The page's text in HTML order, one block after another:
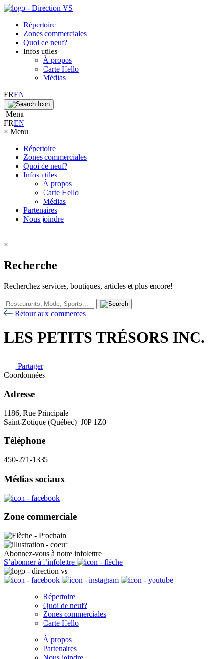
Répertoire
Zones commerciales
Quoi de neuf?
Infos utiles
À propos
Carte Hello
Médias
FREN
Menu
FREN
× Menu
Répertoire
Zones commerciales
Quoi de neuf?
Infos utiles
À propos
Carte Hello
Médias
Partenaires
Nous joindre
×
Recherche
Recherchez services, boutiques, articles et plus encore!
Retour aux commerces
LES PETITS TRÉSORS INC.
Partager
Coordonnées
Adresse
1186, Rue Principale
Saint-Zotique (Québec) J0P 1Z0
Téléphone
450-271-1335
Médias sociaux
Zone commerciale
Abonnez-vous à notre infolettre
S’abonner à l’infolettre
Répertoire
Quoi de neuf?
Zones commerciales
Carte Hello
À propos
Partenaires
Nous joindre